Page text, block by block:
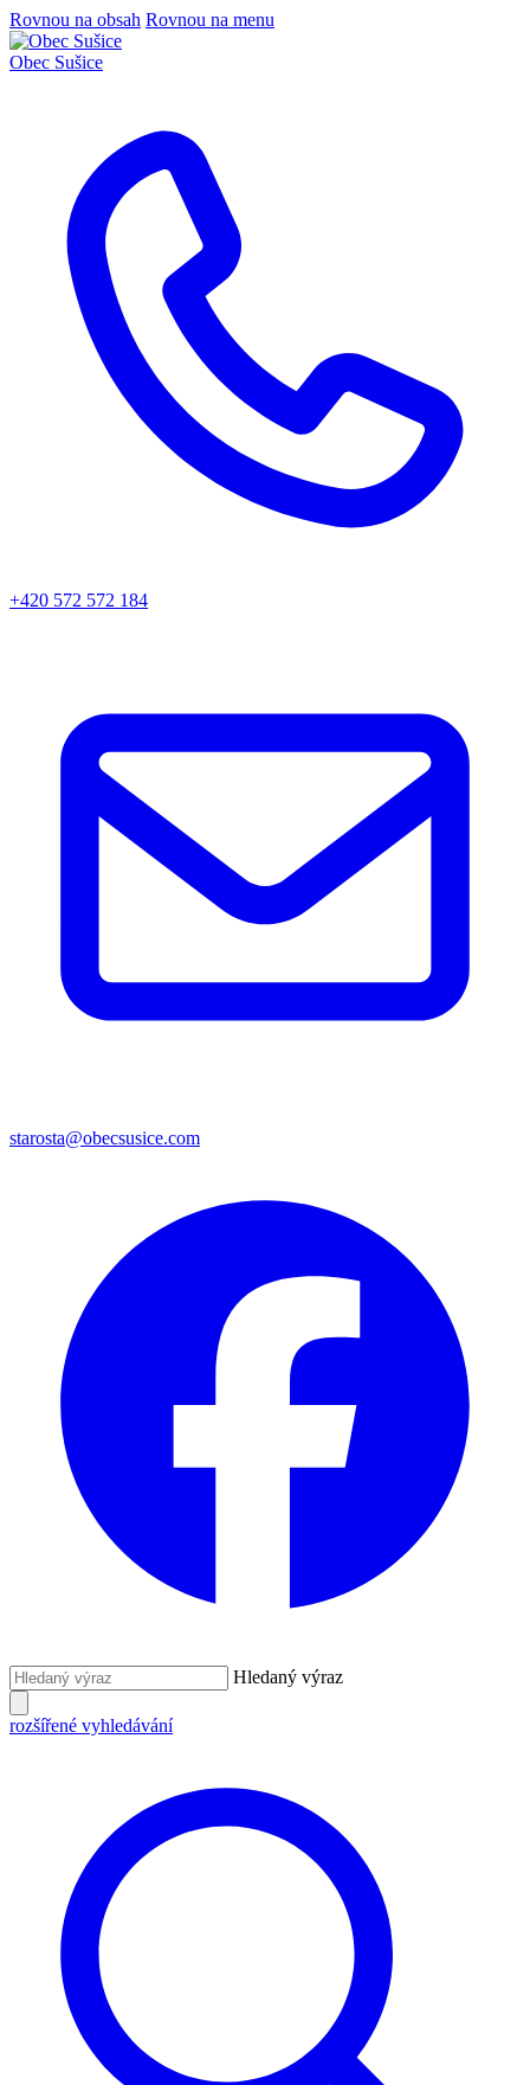
Rovnou na obsah Rovnou na menu
Obec Sušice
+420 572 572 184
starosta@obecsusice.com
Hledaný výraz
rozšířené vyhledávání